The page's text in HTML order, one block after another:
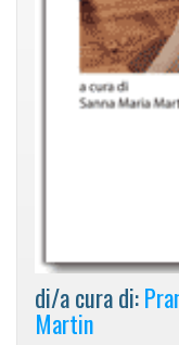
di/a cura di:
Martin